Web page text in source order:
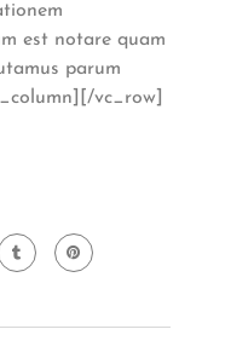
est notare quam
parum
vc_row]